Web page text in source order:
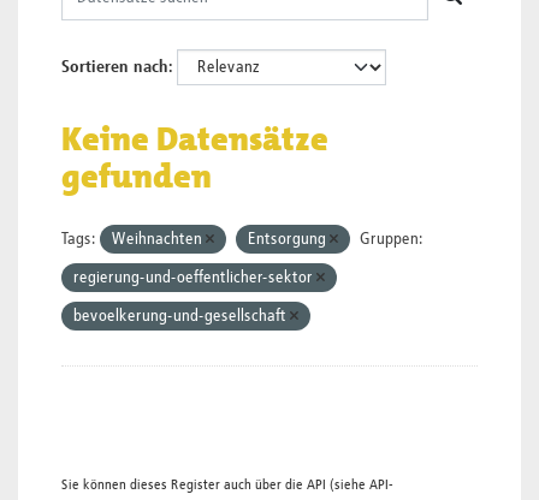
Sortieren nach
Keine Datensätze
gefunden
Tags: Weihnachten Entsorgung Gruppen:
regierung-und-oeffentlicher-sektor
bevoelkerung-und-gesellschaft
Sie können dieses Register auch über die API (siehe API-